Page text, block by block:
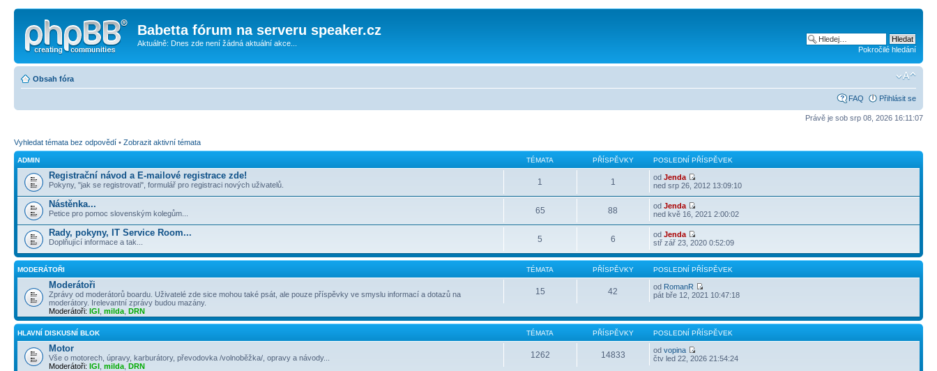
Babetta fórum na serveru speaker.cz
Aktuálně: Dnes zde není žádná aktuální akce...
Pokročilé hledání
Obsah fóra
FAQ Přihlásit se
Právě je sob srp 08, 2026 16:11:07
Vyhledat témata bez odpovědí • Zobrazit aktivní témata
ADMIN TÉMATA PŘÍSPĚVKY POSLEDNÍ PŘÍSPĚVEK
Registrační návod a E-mailové registrace zde!
Pokyny, "jak se registrovati", formulář pro registraci nových uživatelů. 1 1 odJenda
ned srp 26, 2012 13:09:10
Nástěnka...
Petice pro pomoc slovenským kolegům... 65 88 odJenda
ned kvě 16, 2021 2:00:02
Rady, pokyny, IT Service Room...
Doplňující informace a tak... 5 6 odJenda
stř zář 23, 2020 0:52:09
MODERÁTOŘI TÉMATA PŘÍSPĚVKY POSLEDNÍ PŘÍSPĚVEK
Moderátoři
Zprávy od moderátorů boardu. Uživatelé zde sice mohou také psát, ale pouze příspěvky ve smyslu informací a dotazů na
moderátory. Irelevantní zprávy budou mazány.
Moderátoři: IGI milda DRN
15 42 od RomanR
pát bře 12, 2021 10:47:18
HLAVNÍ DISKUSNÍ BLOK TÉMATA PŘÍSPĚVKY POSLEDNÍ PŘÍSPĚVEK
Motor
Vše o motorech, úpravy, karburátory, převodovka /volnoběžka/, opravy a návody...
Moderátoři: IGI milda DRN
1262 14833 odvopina
čtv led 22, 2026 21:54:24